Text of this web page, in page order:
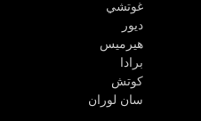
غوتشي
ديور
هيرميس
برادا
كوتش
سان لوران